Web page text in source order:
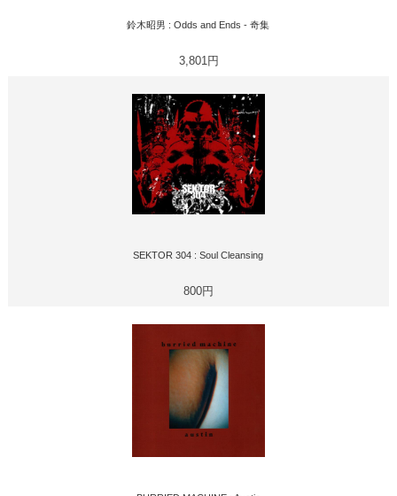
鈴木昭男 : Odds and Ends - 奇集
3,801円
SEKTOR 304 : Soul Cleansing
800円